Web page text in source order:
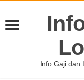
Info Gaji dan